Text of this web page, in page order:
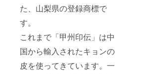
た、山梨県の登録商標で
す。
これまで「甲州印伝」は中
国から輸入されたキョンの
皮を使ってきています。一